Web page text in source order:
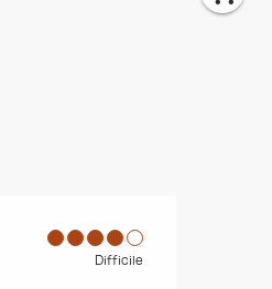
Difficile